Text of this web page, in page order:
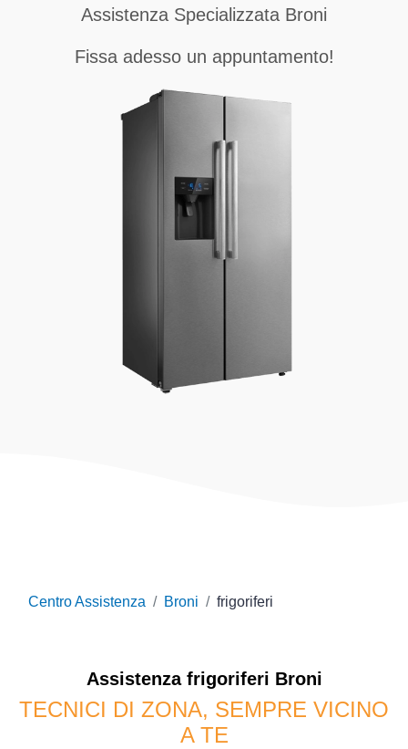
Assistenza Specializzata Broni
Fissa adesso un appuntamento!
Centro Assistenza Broni frigoriferi
Assistenza frigoriferi Broni
TECNICI DI ZONA, SEMPRE VICINO
A TE